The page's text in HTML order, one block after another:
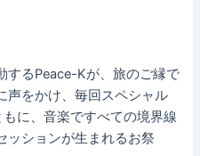
するPeace-Kが、旅のご縁で
声をかけ、毎回スペシャル
に、音楽ですべての境界線
ッションが生まれるお祭